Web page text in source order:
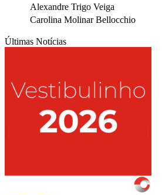
Alexandre Trigo Veiga
Carolina Molinar Bellocchio
Últimas Notícias